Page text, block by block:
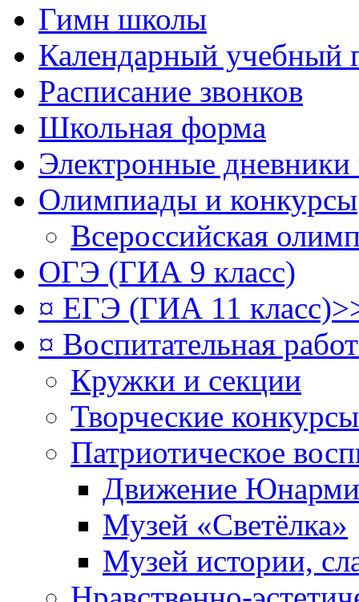
Гимн школы
Календарный учебный
Расписание звонков
Школьная форма
Электронные
Олимпиады и конкурсы
Всероссийская
ОГЭ (ГИА 9 класс)
¤ ЕГЭ (ГИА 11
¤ Воспитательная
Кружки и секции
Творческие конкурсы
Патриотическое
Движение
Музей «Светёлка»
Музей истории,